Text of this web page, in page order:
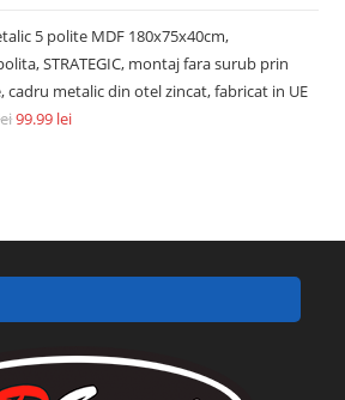
5 polite MDF 180x75x40cm,
STRATEGIC, montaj fara surub prin
cadru metalic din otel zincat, fabricat in UE
99.99 lei